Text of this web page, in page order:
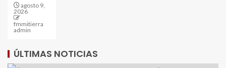
agosto 9,
2026
fmmitierra
admin
ÚLTIMAS NOTICIAS